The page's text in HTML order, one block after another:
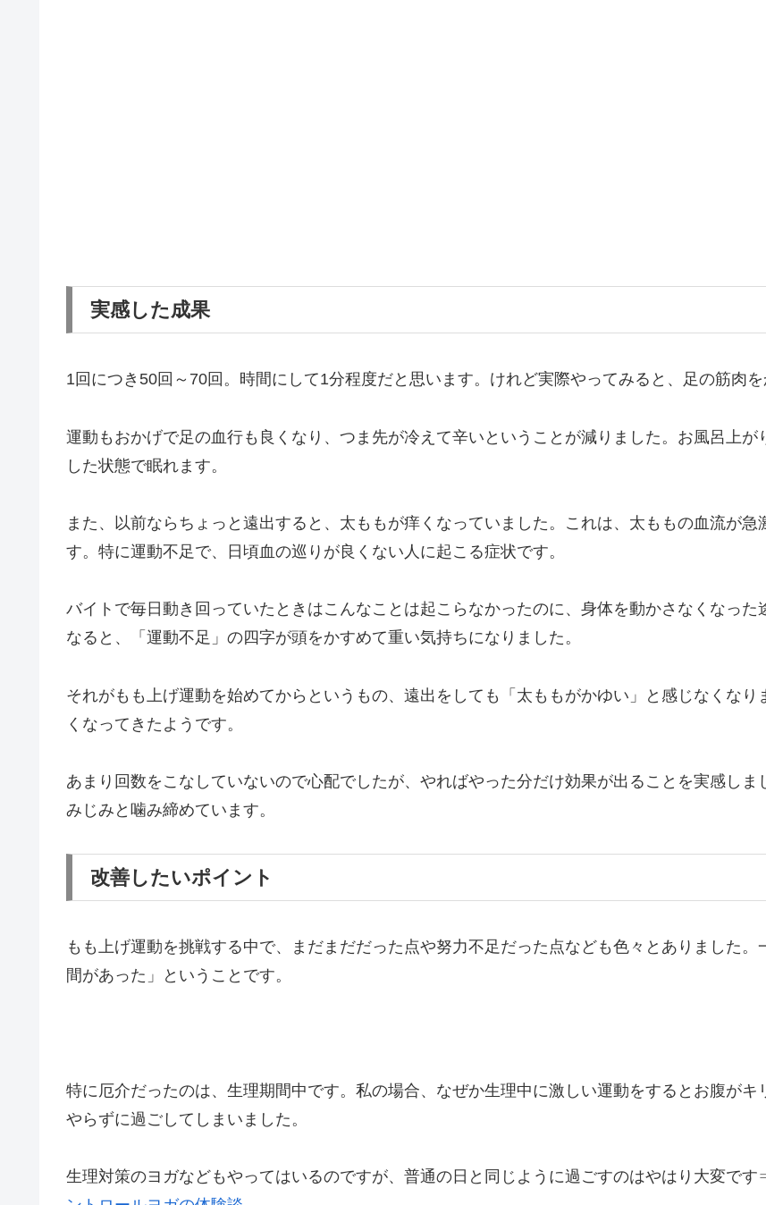
実感した成果
1回につき50回～70回。時間にして1分程度だと思います。けれど実際やってみると、足の筋肉
運動もおかげで足の血行も良くなり、つま先が冷えて辛いということが減りました。お風呂上
した状態で眠れます。
また、以前ならちょっと遠出すると、太ももが痒くなっていました。これは、太ももの血流が
す。特に運動不足で、日頃血の巡りが良くない人に起こる症状です。
バイトで毎日動き回っていたときはこんなことは起こらなかったのに、身体を動かさなくなっ
なると、「運動不足」の四字が頭をかすめて重い気持ちになりました。
それがもも上げ運動を始めてからというもの、遠出をしても「太ももがかゆい」と感じなくな
くなってきたようです。
あまり回数をこなしていないので心配でしたが、やればやった分だけ効果が出ることを実感し
みじみと噛み締めています。
改善したいポイント
もも上げ運動を挑戦する中で、まだまだだった点や努力不足だった点なども色々とありました
間があった」ということです。
特に厄介だったのは、生理期間中です。私の場合、なぜか生理中に激しい運動をするとお腹が
やらずに過ごしてしまいました。
生理対策のヨガなどもやってはいるのですが、普通の日と同じように過ごすのはやはり大変で